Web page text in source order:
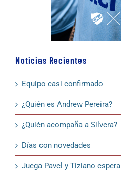
Noticias Recientes
Equipo casi confirmado
¿Quién es Andrew Pereira?
¿Quién acompaña a Silvera?
Días con novedades
Juega Pavel y Tiziano espera